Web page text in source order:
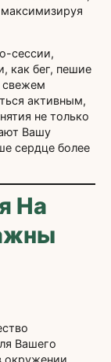
сессии,
как бег, пешие
свежем
активным,
не только
Вашу
сердце более
На
Вашего
окружении